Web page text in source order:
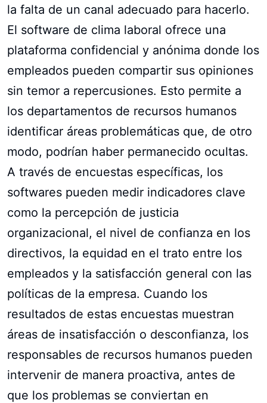
la falta de un canal adecuado para hacerlo.
El software de clima laboral ofrece una
plataforma confidencial y anónima donde los
empleados pueden compartir sus opiniones
sin temor a repercusiones. Esto permite a
los departamentos de recursos humanos
identificar áreas problemáticas que, de otro
modo, podrían haber permanecido ocultas.
A través de encuestas específicas, los
softwares pueden medir indicadores clave
como la percepción de justicia
organizacional, el nivel de confianza en los
directivos, la equidad en el trato entre los
empleados y la satisfacción general con las
políticas de la empresa. Cuando los
resultados de estas encuestas muestran
áreas de insatisfacción o desconfianza, los
responsables de recursos humanos pueden
intervenir de manera proactiva, antes de
que los problemas se conviertan en